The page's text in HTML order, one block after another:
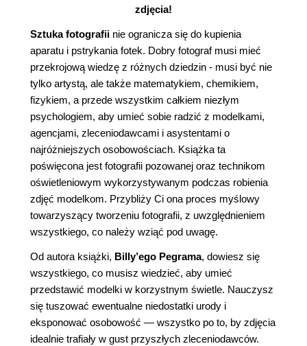
zdjęcia!
Sztuka fotografii nie ogranicza się do kupienia
aparatu i pstrykania fotek. Dobry fotograf musi mieć
przekrojową wiedzę z różnych dziedzin - musi być nie
tylko artystą, ale także matematykiem, chemikiem,
fizykiem, a przede wszystkim całkiem niezłym
psychologiem, aby umieć sobie radzić z modelkami,
agencjami, zleceniodawcami i asystentami o
najróżniejszych osobowościach. Książka ta
poświęcona jest fotografii pozowanej oraz technikom
oświetleniowym wykorzystywanym podczas robienia
zdjęć modelkom. Przybliży Ci ona proces myślowy
towarzyszący tworzeniu fotografii, z uwzględnieniem
wszystkiego, co należy wziąć pod uwagę.
Od autora książki, Billy’ego Pegrama, dowiesz się
wszystkiego, co musisz wiedzieć, aby umieć
przedstawić modelki w korzystnym świetle. Nauczysz
się tuszować ewentualne niedostatki urody i
eksponować osobowość — wszystko po to, by zdjęcia
idealnie trafiały w gust przyszłych zleceniodawców.